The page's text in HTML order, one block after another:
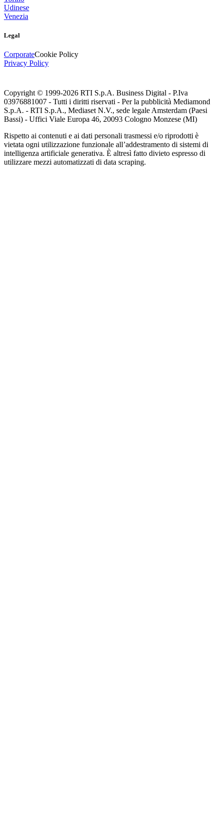
Udinese
Venezia
Legal
CorporateCookie Policy
Privacy Policy
Copyright © 1999-2026 RTI S.p.A. Business Digital - P.Iva
03976881007 - Tutti i diritti riservati - Per la pubblicità Mediamond
S.p.A. - RTI S.p.A., Mediaset N.V., sede legale Amsterdam (Paesi
Bassi) - Uffici Viale Europa 46, 20093 Cologno Monzese (MI)
Rispetto ai contenuti e ai dati personali trasmessi e/o riprodotti è
vietata ogni utilizzazione funzionale all’addestramento di sistemi di
intelligenza artificiale generativa. È altresì fatto divieto espresso di
utilizzare mezzi automatizzati di data scraping.